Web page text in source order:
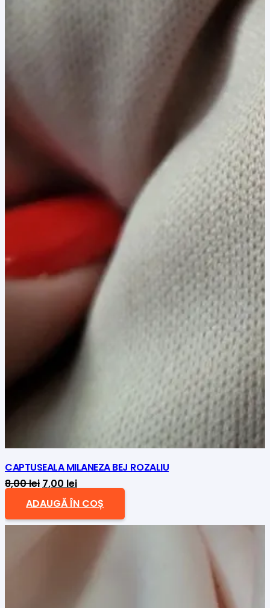
CAPTUSEALA MILANEZA BEJ ROZALIU
8,00lei Prețul
inițial
a
7,00 leiPrețul
curent
este:
ADAUGĂ ÎN COȘ